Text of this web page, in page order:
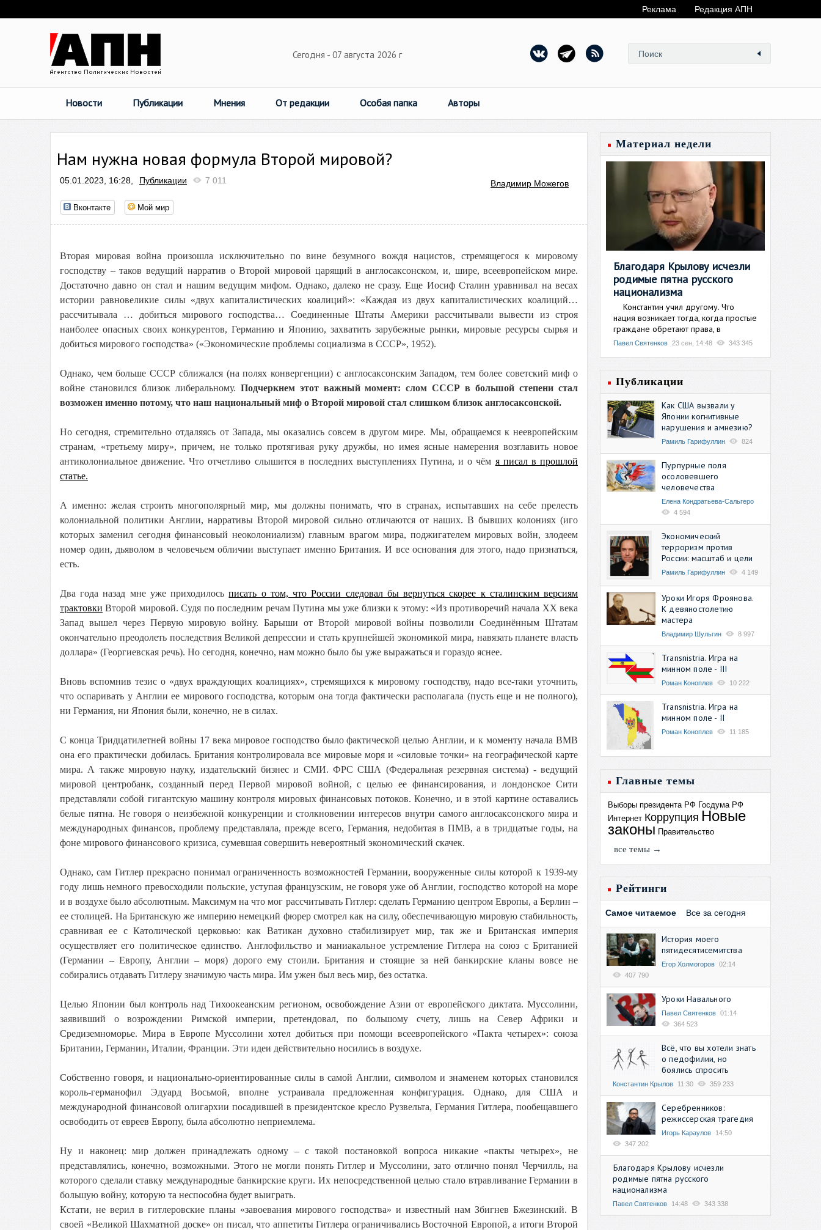
Реклама Редакция АПН
Сегодня - 07 августа 2026 г
Новости Публикации Мнения От редакции Особая папка Авторы
Нам нужна новая формула Второй мировой?
05.01.2023, 16:28, Публикации 7 011 Владимир Можегов
Вконтакте Мой мир
Вторая мировая война произошла исключительно по вине безумного вождя нацистов, стремящегося к мировому
господству – таков ведущий нарратив о Второй мировой царящий в англосаксонском, и, шире, всеевропейском мире.
Достаточно давно он стал и нашим ведущим мифом. Однако, далеко не сразу. Еще Иосиф Сталин уравнивал на весах
истории равновеликие силы «двух капиталистических коалиций»: «Каждая из двух капиталистических коалиций…
рассчитывала … добиться мирового господства… Соединенные Штаты Америки рассчитывали вывести из строя
наиболее опасных своих конкурентов, Германию и Японию, захватить зарубежные рынки, мировые ресурсы сырья и
добиться мирового господства» («Экономические проблемы социализма в СССР», 1952).
Однако, чем больше СССР сближался (на полях конвергенции) с англосаксонским Западом, тем более советский миф о
войне становился близок либеральному. Подчеркнем этот важный момент: слом СССР в большой степени стал
возможен именно потому, что наш национальный миф о Второй мировой стал слишком близок англосаксонской.
Но сегодня, стремительно отдаляясь от Запада, мы оказались совсем в другом мире. Мы, обращаемся к неевропейским
странам, «третьему миру», причем, не только протягивая руку дружбы, но имея ясные намерения возглавить новое
антиколониальное движение. Что отчетливо слышится в последних выступлениях Путина, и о чём я писал в прошлой
статье.
А именно: желая строить многополярный мир, мы должны понимать, что в странах, испытавших на себе прелесть
колониальной политики Англии, нарративы Второй мировой сильно отличаются от наших. В бывших колониях (иго
которых заменил сегодня финансовый неоколониализм) главным врагом мира, поджигателем мировых войн, злодеем
номер один, дьяволом в человечьем обличии выступает именно Британия. И все основания для этого, надо признаться,
есть.
Два года назад мне уже приходилосьписать о том, что России следовал бы вернуться скорее к сталинским версиям
трактовки Второй мировой. Судя по последним речам Путина мы уже близки к этому: «Из противоречий начала XX века
Запад вышел через Первую мировую войну. Барыши от Второй мировой войны позволили Соединённым Штатам
окончательно преодолеть последствия Великой депрессии и стать крупнейшей экономикой мира, навязать планете власть
доллара» (Георгиевская речь). Но сегодня, конечно, нам можно было бы уже выражаться и гораздо яснее.
Вновь вспомнив тезис о «двух враждующих коалициях», стремящихся к мировому господству, надо все-таки уточнить,
что оспаривать у Англии ее мирового господства, которым она тогда фактически располагала (пусть еще и не полного),
ни Германия, ни Япония были, конечно, не в силах.
С конца Тридцатилетней войны 17 века мировое господство было фактической целью Англии, и к моменту начала ВМВ
она его практически добилась. Британия контролировала все мировые моря и «силовые точки» на географической карте
мира. А также мировую науку, издательский бизнес и СМИ. ФРС США (Федеральная резервная система) - ведущий
мировой центробанк, созданный перед Первой мировой войной, с целью ее финансирования, и лондонское Сити
представляли собой гигантскую машину контроля мировых финансовых потоков. Конечно, и в этой картине оставались
белые пятна. Не говоря о неизбежной конкуренции и столкновении интересов внутри самого англосаксонского мира и
международных финансов, проблему представляла, прежде всего, Германия, недобитая в ПМВ, а в тридцатые годы, на
фоне мирового финансового кризиса, сумевшая совершить невероятный экономический скачек.
Однако, сам Гитлер прекрасно понимал ограниченность возможностей Германии, вооруженные силы которой к 1939-му
году лишь немного превосходили польские, уступая французским, не говоря уже об Англии, господство которой на море
и в воздухе было абсолютным. Максимум на что мог рассчитывать Гитлер: сделать Германию центром Европы, а Берлин –
ее столицей. На Британскую же империю немецкий фюрер смотрел как на силу, обеспечивающую мировую стабильность,
сравнивая ее с Католической церковью: как Ватикан духовно стабилизирует мир, так же и Британская империя
осуществляет его политическое единство. Англофильство и маниакальное устремление Гитлера на союз с Британией
(Германии – Европу, Англии – моря) дорого ему стоили. Британия и стоящие за ней банкирские кланы вовсе не
собирались отдавать Гитлеру значимую часть мира. Им ужен был весь мир, без остатка.
Целью Японии был контроль над Тихоокеанским регионом, освобождение Азии от европейского диктата. Муссолини,
заявивший о возрождении Римской империи, претендовал, по большому счету, лишь на Север Африки и
Средиземноморье. Мира в Европе Муссолини хотел добиться при помощи всеевропейского «Пакта четырех»: союза
Британии, Германии, Италии, Франции. Эти идеи действительно носились в воздухе.
Собственно говоря, и национально-ориентированные силы в самой Англии, символом и знаменем которых становился
король-германофил Эдуард Восьмой, вполне устраивала предложенная конфигурация. Однако, для США и
международной финансовой олигархии посадившей в президентское кресло Рузвельта, Германия Гитлера, пообещавшего
освободить от евреев Европу, была абсолютно неприемлема.
Ну и наконец: мир должен принадлежать одному – с такой постановкой вопроса никакие «пакты четырех», не
представлялись, конечно, возможными. Этого не могли понять Гитлер и Муссолини, зато отлично понял Черчилль, на
которого сделали ставку международные банкирские круги. Их непосредственной целью стало втравливание Германии в
большую войну, которую та неспособна будет выиграть.
Кстати, не верил в гитлеровские планы «завоевания мирового господства» и известный нам Збигнев Бжезинский. В
своей «Великой Шахматной доске» он писал, что аппетиты Гитлера ограничивались Восточной Европой, а итоги Второй
Материал недели
Благодаря Крылову исчезли
родимые пятна русского
национализма
Константин учил другому. Что
нация возникает тогда, когда простые
граждане обретают права, в
Павел Святенков 23 сен, 14:48 343 345
Публикации
Как США вызвали у
Японии когнитивные
нарушения и амнезию?
Рамиль Гарифуллин 824
Пурпурные поля
осоловевшего
человечества
Елена Кондратьева-Сальгеро
4 594
Экономический
терроризм против
России: масштаб и цели
Рамиль Гарифуллин 4 149
Уроки Игоря Фроянова.
К девяностолетию
мастера
Владимир Шульгин 8 997
Transnistria. Игра на
минном поле - III
Роман Коноплев 10 222
Transnistria. Игра на
минном поле - II
Роман Коноплев 11 185
Главные темы
Выборы президента РФ Госдума РФ
Интернет Коррупция Новые
законы Правительство
все темы →
Рейтинги
Самое читаемое Все за сегодня
История моего
пятидесятисемитства
Егор Холмогоров 02:14
407 790
Уроки Навального
Павел Святенков 01:14
364 523
Всё, что вы хотели знать
о педофилии, но
боялись спросить
Константин Крылов 11:30 359 233
Серебренников:
режиссерская трагедия
Игорь Караулов
14:50
347 202
Благодаря Крылову исчезли
родимые пятна русского
национализма
Павел Святенков 14:48 343 338